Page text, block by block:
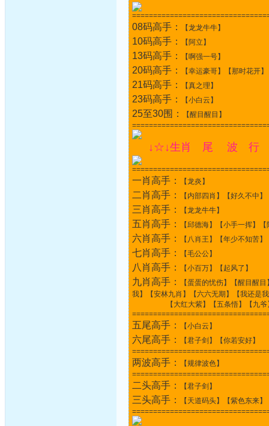
08码高手： 【龙龙牛牛】
10码高手： 【阿立】
13码高手： 【啊强一号】
20码高手： 【幸运豪哥】【那时花开】
21码高手： 【真之理】
23码高手： 【小白云】
25至30围：
【醒目醒目】
↓☆↓生肖 尾 波 行
一肖高手： 【龙炎】
二肖高手： 【内部四肖】【好久不中
三肖高手： 【龙龙牛牛】
五肖高手： 【邱德海】【小手一挥】
六肖高手： 【八肖王】【年少不知苦
七肖高手： 【毛公公】
八肖高手： 【小百万】【起风了】
九肖高手：
【蛋蛋的忧伤】【醒目醒
我】【安林九肖】【六六无期】【我还是
【大红大紫】【五条悟】【九爷】【
五尾高手： 【小白云】
六尾高手：
【君子剑】【你若安好】
两波高手：
【规律波色】
二头高手： 【君子剑】
三头高手：
【天道码头】【紫色东来】